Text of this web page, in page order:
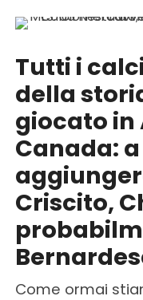
Tutti i
della
giocato in
Canada:
Criscito,
Come ormai